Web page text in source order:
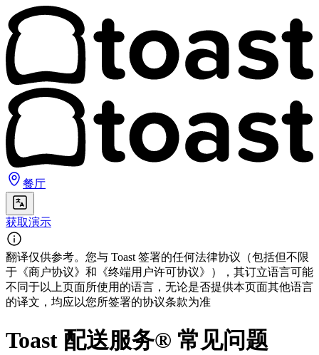
餐厅
获取演示
翻译仅供参考。您与 Toast 签署的任何法律协议（包括但不限
于《商户协议》和《终端用户许可协议》），其订立语言可能
不同于以上页面所使用的语言，无论是否提供本页面其他语言
的译文，均应以您所签署的协议条款为准
Toast 配送服务® 常见问题